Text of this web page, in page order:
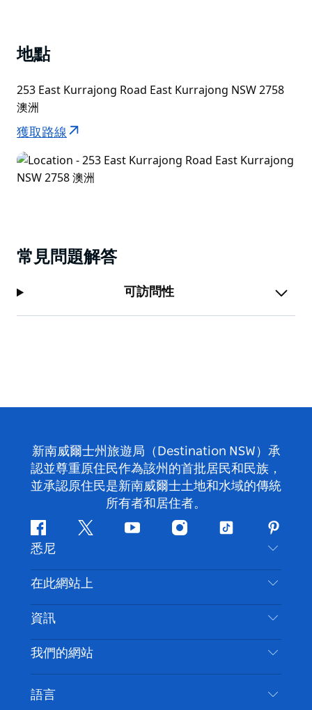
- 不可與其他優惠同時使用。
- 視供應情況而定。
地點
253 East Kurrajong Road East Kurrajong NSW 2758
澳洲
獲取路線
常見問題解答
可訪問性
新南威爾士州旅遊局（Destination NSW）承
認並尊重原住民作為該州的首批居民和民族，
並承認原住民是新南威爾士土地和水域的傳統
所有者和居住者。
Facebook嘰
喳
喳
Youtube Instagram
抖
悉尼
聯絡我們
免責聲明
隱私
Cookie 通知
在此網站上
目的地
要做的事情
新南威爾斯州公路旅行
活動
資訊
旅行資訊
無障礙悉尼
列出您的業務
我們的網站
語言